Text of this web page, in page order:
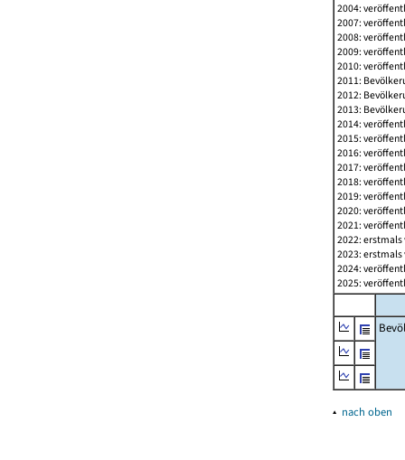
2004:
2007:
2008:
2009:
2010:
2011:
2012:
2013:
2014:
2015:
2016:
2017:
2018:
2019:
2020:
2021:
2022:
2023:
2024:
2025:
▴ nach oben